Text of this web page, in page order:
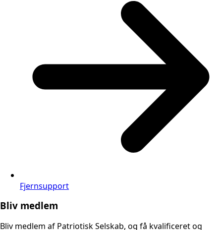
Fjernsupport
Bliv medlem
Bliv medlem af Patriotisk Selskab, og få kvalificeret og